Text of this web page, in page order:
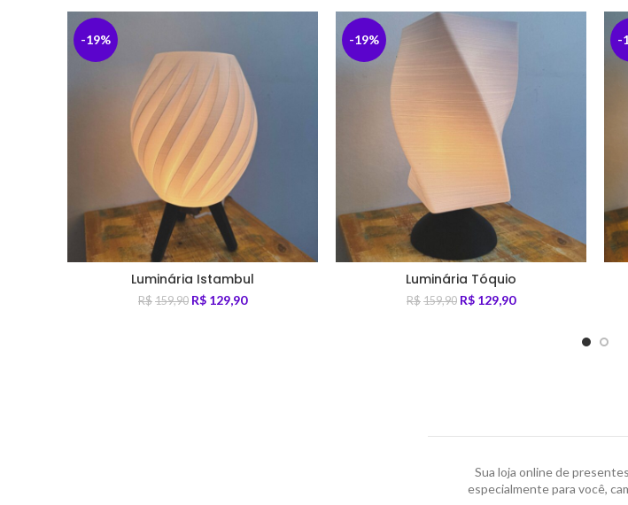
-19%
Luminária Istambul
R$ 159,90 R$ 129,90
-19%
Luminária Tóquio
R$ 159,90 R$ 129,90
-
Sua loja online de
especialmente para você,